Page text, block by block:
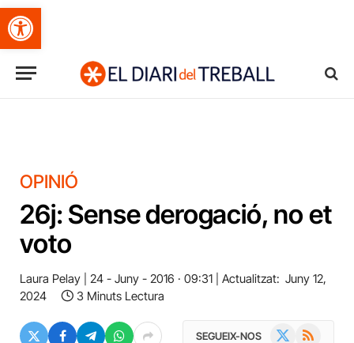
Obre la barra d'eines
OPINIÓ
26j: Sense derogació, no et
voto
Laura Pelay 24 - Juny - 2016 · 09:31 Actualitzat: Juny 12,
2024
3 Minuts Lectura
SEGUEIX-NOS RSS